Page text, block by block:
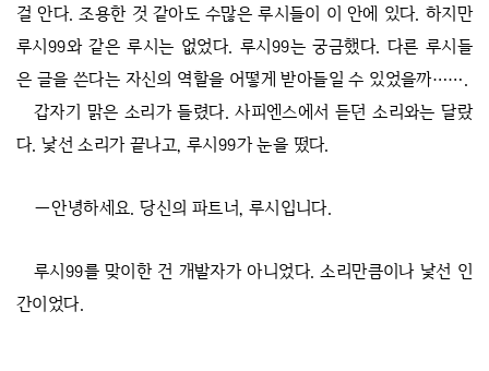
걸 안다. 조용한 것 같아도 수많은 루시들이 이 안에 있다. 하지만
루시99와 같은 루시는 없었다. 루시99는 궁금했다. 다른 루시들
은 글을 쓴다는 자신의 역할을 어떻게 받아들일 수 있었을까…….
갑자기 맑은 소리가 들렸다. 사피엔스에서 듣던 소리와는 달랐
다. 낯선 소리가 끝나고, 루시99가 눈을 떴다.
―안녕하세요. 당신의 파트너, 루시입니다.
루시99를 맞이한 건 개발자가 아니었다. 소리만큼이나 낯선 인
간이었다.